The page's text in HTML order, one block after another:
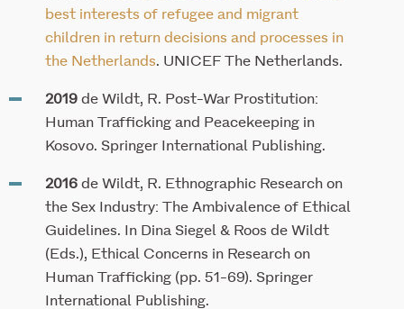
best interests of refugee and migrant
children in return decisions and processes in
the Netherlands. UNICEF The Netherlands.
2019 de Wildt, R. Post-War Prostitution:
Human Trafficking and Peacekeeping in
Kosovo. Springer International Publishing.
2016 de Wildt, R. Ethnographic Research on
the Sex Industry: The Ambivalence of Ethical
Guidelines. In Dina Siegel & Roos de Wildt
(Eds.), Ethical Concerns in Research on
Human Trafficking (pp. 51-69). Springer
International Publishing.